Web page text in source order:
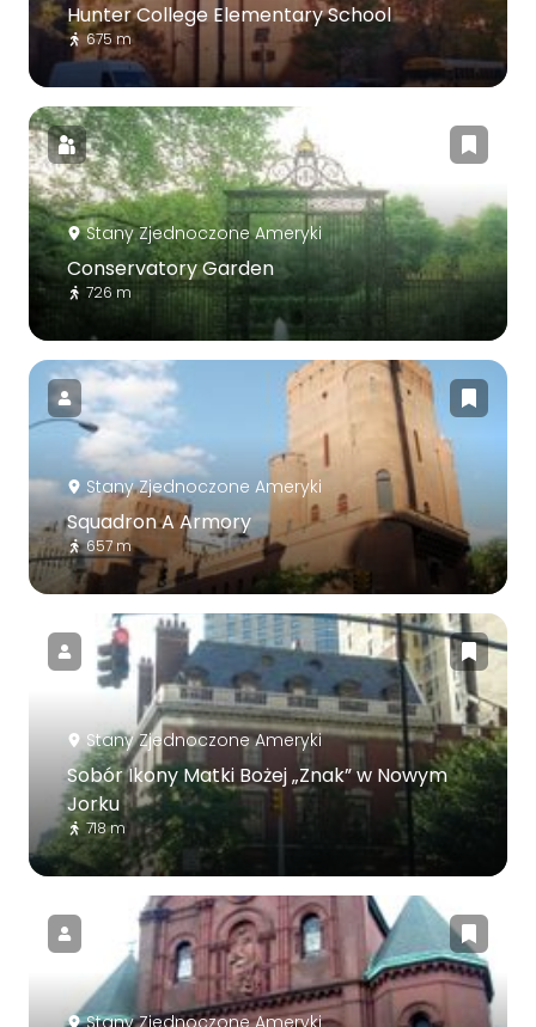
Hunter College Elementary School
675 m
Stany Zjednoczone Ameryki
Conservatory Garden
726 m
Stany Zjednoczone Ameryki
Squadron A Armory
657 m
Stany Zjednoczone Ameryki
Sobór Ikony Matki Bożej „Znak” w Nowym
Jorku
718 m